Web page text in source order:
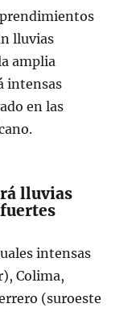
lluvias
amplia
intensas
en las
lluvias
intensas
Colima,
(suroeste